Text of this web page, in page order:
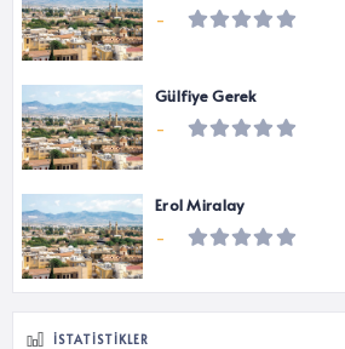
-
Gülfiye Gerek
-
Erol Miralay
-
İSTATISTIKLER